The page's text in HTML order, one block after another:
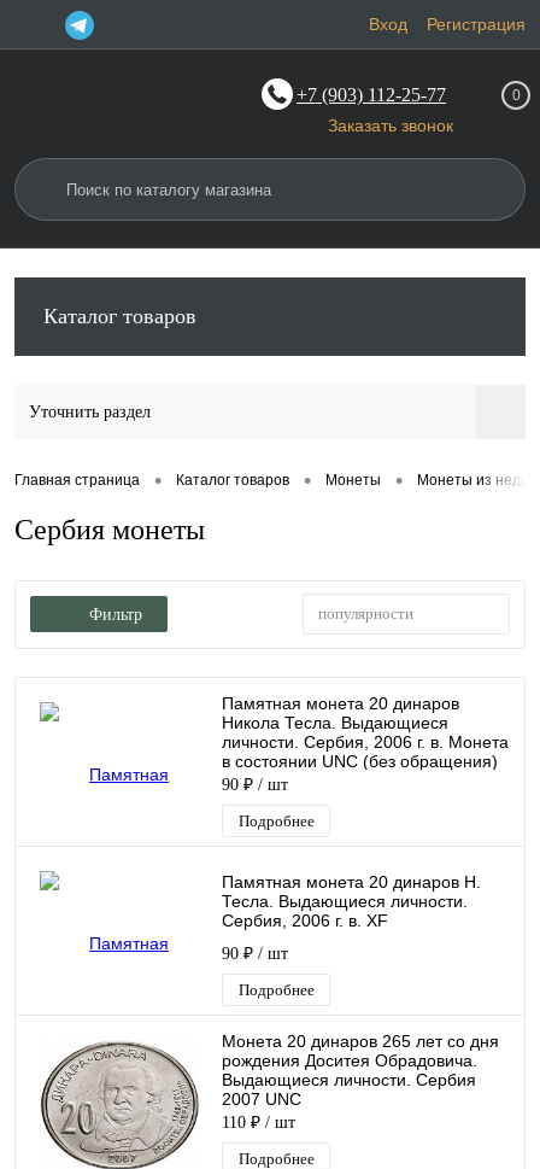
Вход Регистрация
+7 (903) 112-25-77
Заказать звонок
0
Каталог товаров
Уточнить раздел
Главная страница • Каталог товаров • Монеты • Монеты из
Сербия монеты
Фильтр популярности
Памятная монета 20 динаров
Никола Тесла. Выдающиеся
личности. Сербия, 2006 г. в. Монета
в состоянии UNC (без обращения)
90 ₽ / шт
Подробнее
Памятная монета 20 динаров Н.
Тесла. Выдающиеся личности.
Сербия, 2006 г. в. XF
90 ₽ / шт
Подробнее
Монета 20 динаров 265 лет со дня
рождения Доситея Обрадовича.
Выдающиеся личности. Сербия
2007 UNC
110 ₽ / шт
Подробнее